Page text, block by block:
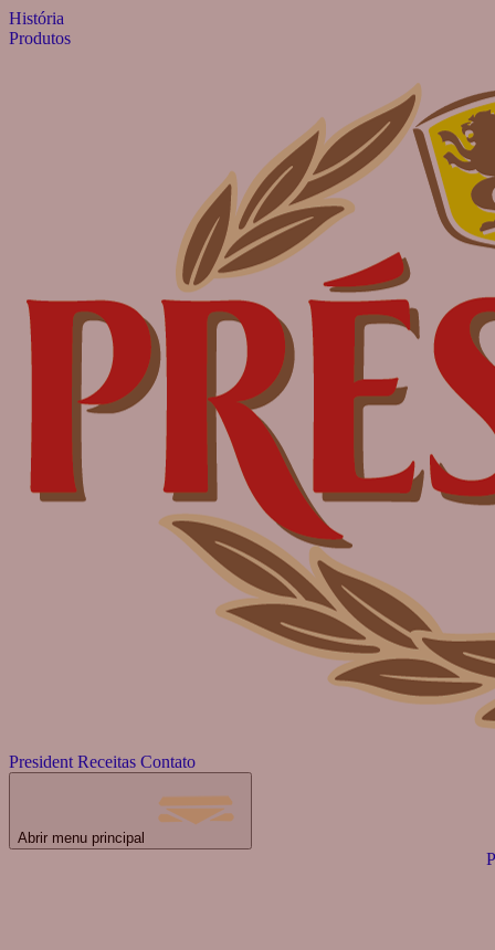
PULAR PARA O CONTEÚDO
História
Produtos
President Receitas Contato
Abrir menu principal